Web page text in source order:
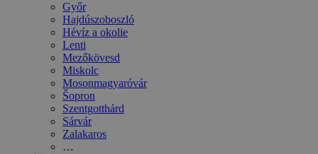
Győr
Hajdúszoboszló
Hévíz a okolie
Lenti
Mezőkövesd
Miskolc
Mosonmagyaróvár
Šopron
Szentgotthárd
Sárvár
Zalakaros
…